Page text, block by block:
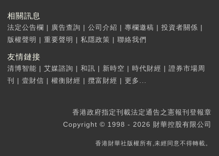
相關訊息
法定公告欄 | 廣告查詢 | 公司介紹 | 專欄邀稿 | 投資者關係 |
版權聲明 | 重要聲明 | 私隱政策 | 聯絡我們
友情鏈接
清博智能 | 艾媒諮詢 | 和訊 | 新時空 | 時代財經 | 證券市場周
刊
| 壹財信 | 權衡財經 | 攬富財經 | 更多...
香港政府指定刊載法定通告之憲報刊登報章
Copyright © 1998 - 2026 財華控股有限公司
香港財華社版權所有,未經同意不得轉載。